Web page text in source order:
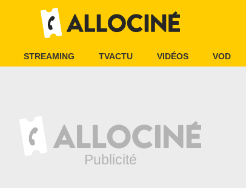
STREAMING TVACTU VIDÉOS VOD